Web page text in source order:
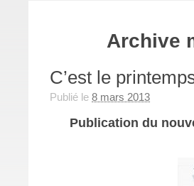
Archive
C’est le
Publié le 8 mars 2013
Publication du